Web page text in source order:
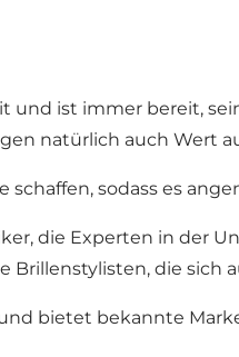
und ist immer bereit,
natürlich auch Wert
sodass es
die Experten in der
Brillenstylisten, die sich
bietet bekannte